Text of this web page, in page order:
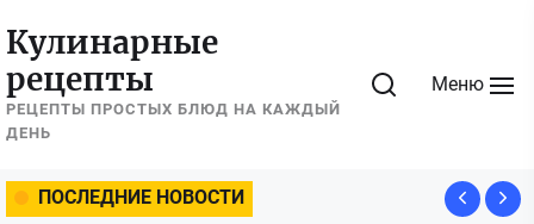
содержимому
Кулинарные
рецепты
РЕЦЕПТЫ ПРОСТЫХ БЛЮД НА КАЖДЫЙ
ДЕНЬ
Меню
ПОСЛЕДНИЕ НОВОСТИ